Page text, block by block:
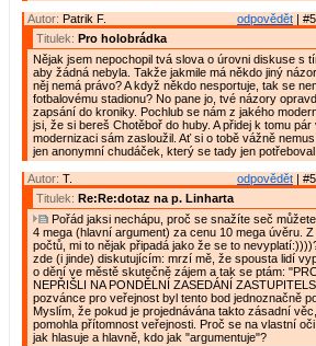
odpovědět |
Autor: Patrik F.
Titulek: Pro holobrádka
Nějak jsem nepochopil tvá slova o úrovni diskuse s
aby žádná nebyla. Takže jakmile má někdo jiný
něj nemá právo? A když někdo nesportuje, tak se
fotbalovému stadionu? No pane jo, tvé názory
zapsání do kroniky. Pochlub se nám z jakého
jsi, že si bereš Chotěboř do huby. A přidej k tomu
modernizaci sám zasloužil. Ať si o tobě vážně
jen anonymní chudáček, který se tady jen
odpovědět |
Autor: T.
Titulek: Re:Re:dotaz na p. Linharta
Pořád jaksi nechápu, proč se snažíte seč
4 mega (hlavní argument) za cenu 10 mega úvěru.
počtů, mi to nějak připadá jako že se to
zde (i jinde) diskutujícím: mrzí mě, že spousta lidí
o dění ve městě skutečně zájem a tak se ptám:
NEPŘIŠLI NA PONDĚLNÍ ZASEDÁNÍ
pozvánce pro veřejnost byl tento bod jednoznačně
Myslím, že pokud je projednávána takto zásadní
pomohla přítomnost veřejnosti. Proč se na vlastní
jak hlasuje a hlavně, kdo jak "argumentuje"?